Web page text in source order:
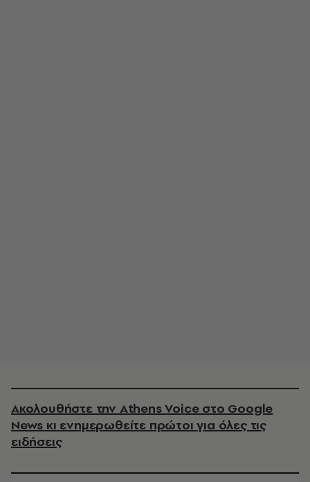
Ακολουθήστε την Athens Voice στο Google
News κι ενημερωθείτε πρώτοι για όλες τις
ειδήσεις